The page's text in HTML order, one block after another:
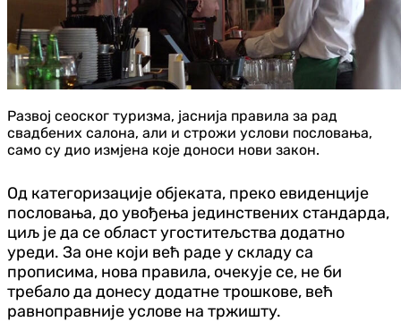
Развој сеоског туризма, јаснија правила за рад
свадбених салона, али и строжи услови пословања,
само су дио измјена које доноси нови закон.
Од категоризације објеката, преко евиденције
пословања, до увођења јединствених стандарда,
циљ је да се област угоститељства додатно
уреди. За оне који већ раде у складу са
прописима, нова правила, очекује се, не би
требало да донесу додатне трошкове, већ
равноправније услове на тржишту.